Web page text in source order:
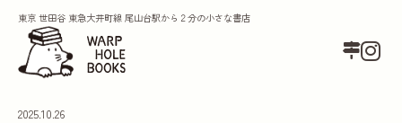
東京 世田谷 東急大井町線 尾山台駅から２分の小さな書店
2025.10.26